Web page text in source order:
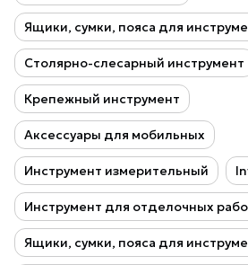
Ящики, сумки, пояса для
Столярно-слесарный инструмент
Крепежный инструмент
Аксессуары для мобильных
Инструмент измерительный
Инструмент для отделочных
Ящики, сумки, пояса для